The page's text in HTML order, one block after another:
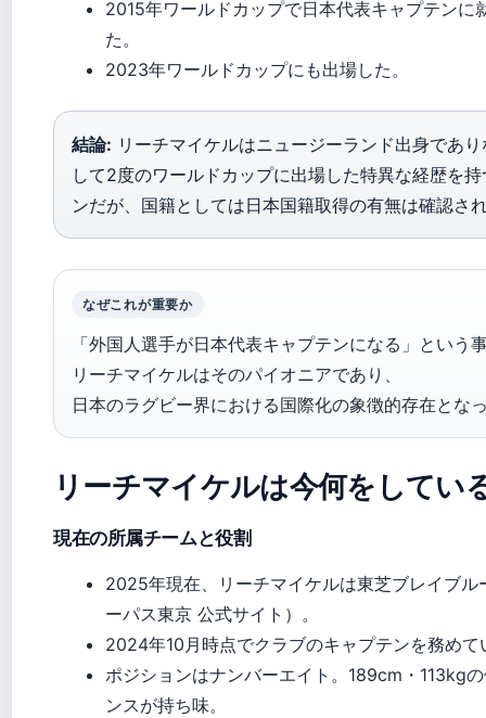
2015年ワールドカップで日本代表キャプテン
た。
2023年ワールドカップにも出場した。
結論: リーチマイケルはニュージーランド出身であ
して2度のワールドカップに出場した特異な経歴を
ンだが、国籍としては日本国籍取得の有無は確認さ
なぜこれが重要か
「外国人選手が日本代表キャプテンになる」という
リーチマイケルはそのパイオニアであり、
日本のラグビー界における国際化の象徴的存在とな
リーチマイケルは今何をしてい
現在の所属チームと役割
2025年現在、リーチマイケルは東芝ブレイブ
ーパス東京 公式サイト）。
2024年10月時点でクラブのキャプテンを務めて
ポジションはナンバーエイト。189cm・113kg
ンスが持ち味。